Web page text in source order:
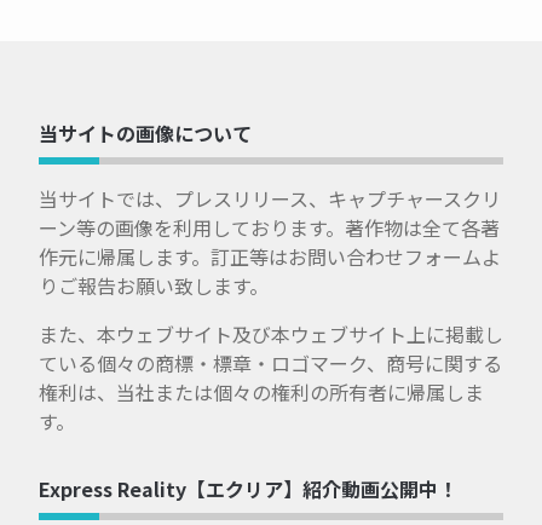
当サイトの画像について
当サイトでは、プレスリリース、キャプチャースクリ
ーン等の画像を利用しております。著作物は全て各著
作元に帰属します。訂正等はお問い合わせフォームよ
りご報告お願い致します。
また、本ウェブサイト及び本ウェブサイト上に掲載し
ている個々の商標・標章・ロゴマーク、商号に関する
権利は、当社または個々の権利の所有者に帰属しま
す。
Express Reality【エクリア】紹介動画公開中！